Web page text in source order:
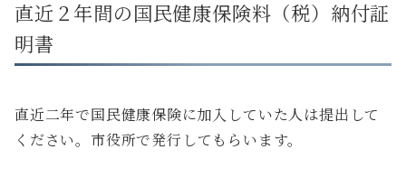
直近２年間の国民健康保険料（税）納付証
明書
直近二年で国民健康保険に加入していた人は提出して
ください。市役所で発行してもらいます。